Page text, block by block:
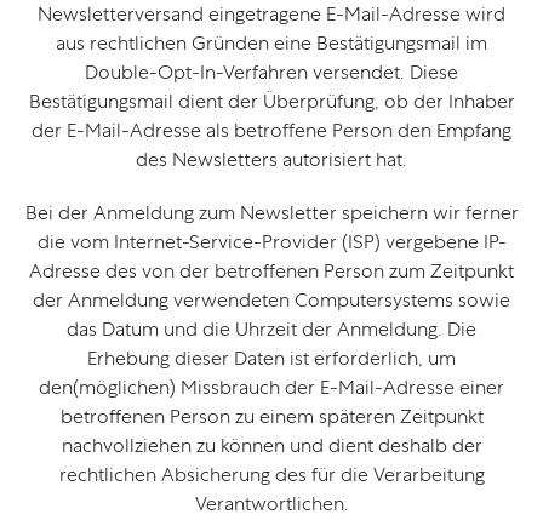
Newsletterversand eingetragene E-Mail-Adresse wird
aus rechtlichen Gründen eine Bestätigungsmail im
Double-Opt-In-Verfahren versendet. Diese
Bestätigungsmail dient der Überprüfung, ob der Inhaber
der E-Mail-Adresse als betroffene Person den Empfang
des Newsletters autorisiert hat.
Bei der Anmeldung zum Newsletter speichern wir ferner
die vom Internet-Service-Provider (ISP) vergebene IP-
Adresse des von der betroffenen Person zum Zeitpunkt
der Anmeldung verwendeten Computersystems sowie
das Datum und die Uhrzeit der Anmeldung. Die
Erhebung dieser Daten ist erforderlich, um
den(möglichen) Missbrauch der E-Mail-Adresse einer
betroffenen Person zu einem späteren Zeitpunkt
nachvollziehen zu können und dient deshalb der
rechtlichen Absicherung des für die Verarbeitung
Verantwortlichen.